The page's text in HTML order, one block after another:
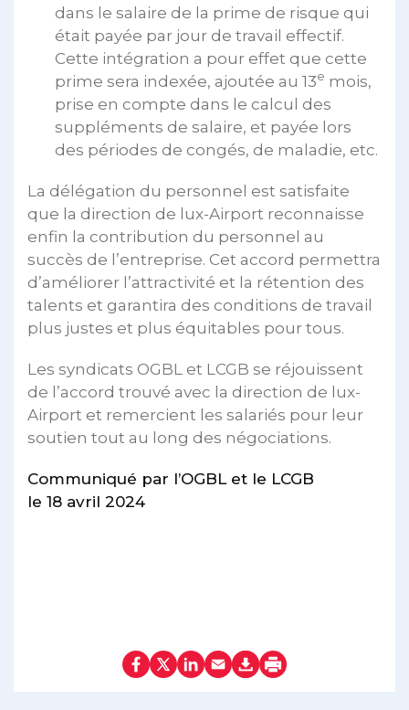
dans le salaire de la prime de risque qui
était payée par jour de travail effectif.
Cette intégration a pour effet que cette
prime sera indexée, ajoutée au 13e mois,
prise en compte dans le calcul des
suppléments de salaire, et payée lors
des périodes de congés, de maladie, etc.
La délégation du personnel est satisfaite
que la direction de lux-Airport reconnaisse
enfin la contribution du personnel au
succès de l’entreprise. Cet accord permettra
d’améliorer l’attractivité et la rétention des
talents et garantira des conditions de travail
plus justes et plus équitables pour tous.
Les syndicats OGBL et LCGB se réjouissent
de l’accord trouvé avec la direction de lux-
Airport et remercient les salariés pour leur
soutien tout au long des négociations.
Communiqué par l’OGBL et le LCGB
le 18 avril 2024